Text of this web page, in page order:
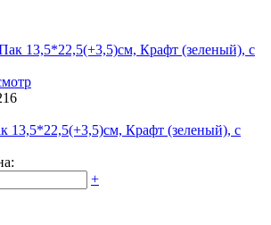
13,5*22,5(+3,5)см, Крафт (зеленый), с
+